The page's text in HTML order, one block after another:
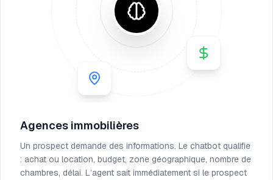
Agences immobilières
Un prospect demande des informations. Le chatbot qualifie
: achat ou location, budget, zone géographique, nombre de
chambres, délai. L’agent sait immédiatement si le prospect